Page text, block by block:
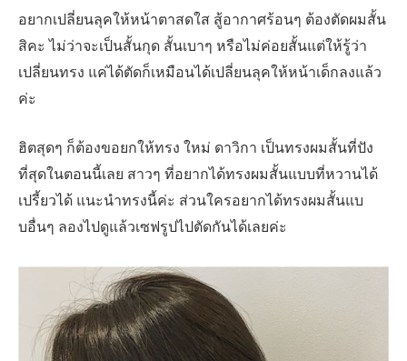
อยากเปลี่ยนลุคให้หน้าตาสดใส สู้อากาศร้อนๆ ต้องตัดผมสั้น
สิคะ ไม่ว่าจะเป็นสั้นกุด สั้นเบาๆ หรือไม่ค่อยสั้นแต่ให้รู้ว่า
เปลี่ยนทรง แค่ได้ตัดก็เหมือนได้เปลี่ยนลุคให้หน้าเด็กลงแล้ว
ค่ะ
ฮิตสุดๆ ก็ต้องขอยกให้ทรง ใหม่ ดาวิกา เป็นทรงผมสั้นที่ปัง
ที่สุดในตอนนี้เลย สาวๆ ที่อยากได้ทรงผมสั้นแบบที่หวานได้
เปรี้ยวได้ แนะนำทรงนี้ค่ะ ส่วนใครอยากได้ทรงผมสั้นแบ
บอื่นๆ ลองไปดูแล้วเซฟรูปไปตัดกันได้เลยค่ะ